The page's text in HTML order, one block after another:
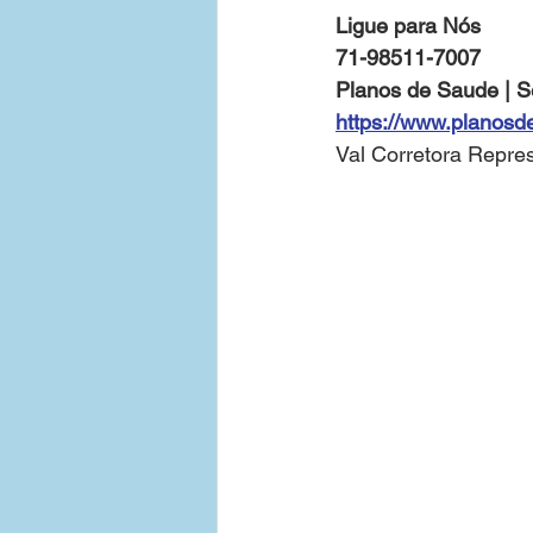
Tabelas de Preços - Empresas
Contratar Plano de Saude
Ligue para Nós
71-98511-7007
Planos de Saude |
https://
Val Corretora